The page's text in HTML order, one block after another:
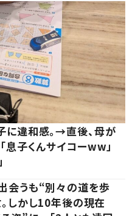
違和感。→直後、母が
息子くんサイコーww」
会うも“別々の道を歩
しかし10年後の現在